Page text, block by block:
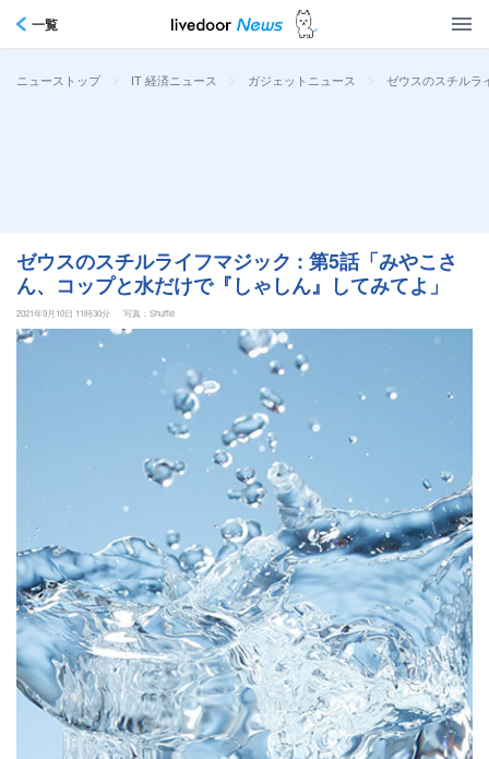
一覧
ニューストップ > IT 経済ニュース > ガジェットニュース > ゼウスのスチルラ
ゼウスのスチルライフマジック : 第5話「みやこさ
ん、コップと水だけで『しゃしん』してみてよ」
2021年9月10日 11時30分 写真：Shuffle